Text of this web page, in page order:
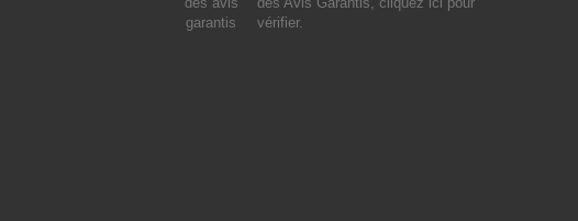
des Avis Garantis, cliquez ici pour
vérifier.